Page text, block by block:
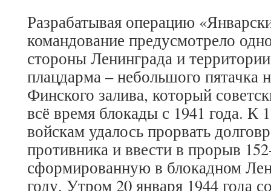
Разрабатывая операцию
командование предусмотрело
стороны Ленинграда и
плацдарма – небольшого пятачка
Финского залива, который
всё время блокады с 1941 года. К
войскам удалось прорвать
противника и ввести в прорыв
сформированную в блокадном
году. Утром 20 января 1944 года